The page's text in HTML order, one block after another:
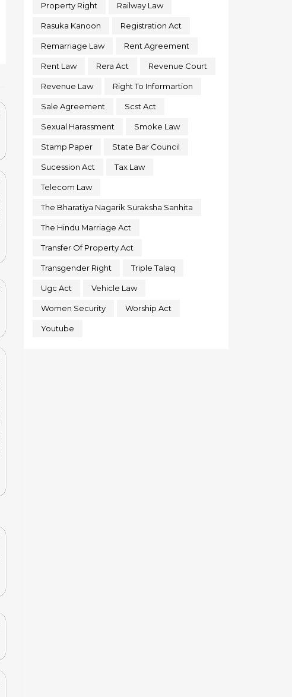
Property Right Railway Law
Rasuka Kanoon Registration Act
Remarriage Law Rent Agreement
Rent Law Rera Act Revenue Court
Revenue Law Right To Informartion
Sale Agreement Scst Act
Sexual Harassment Smoke Law
Stamp Paper State Bar Council
Sucession Act Tax Law
Telecom Law
The Bharatiya Nagarik Suraksha Sanhita
The Hindu Marriage Act
Transfer Of Property Act
Transgender Right Triple Talaq
Ugc Act Vehicle Law
Women Security Worship Act
Youtube